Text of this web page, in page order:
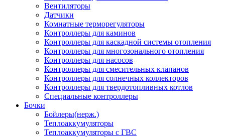
Вентиляторы
Датчики
Комнатные терморегуляторы
Контроллеры для каминов
Контроллеры для каскадной системы отопления
Контроллеры для многозонального отопления
Контроллеры для насосов
Контроллеры для смесительных клапанов
Контроллеры для солнечных коллекторов
Контроллеры для твердотопливных котлов
Специальные контроллеры
Бочки
Бойлеры(нерж.)
Теплоаккумуляторы
Теплоаккумуляторы с ГВС